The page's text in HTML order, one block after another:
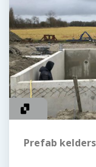
Prefab